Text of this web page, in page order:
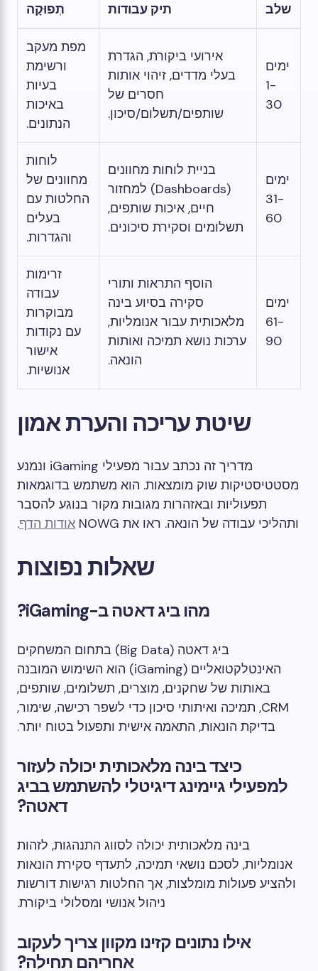
שלב תיק עבודות תְפוּקָה
ימים
1-
30
אירועי ביקורת, הגדרת
בעלי מדדים, זיהוי אותות
חסרים של
שותפים/תשלום/סיכון.
מפת מעקב
ורשימת
בעיות
באיכות
הנתונים.
ימים
31-
60
בניית לוחות מחוונים
(Dashboards) למחזור
חיים, איכות שותפים,
תשלומים וסקירת סיכונים.
לוחות
מחוונים של
החלטות עם
בעלים
והגדרות.
ימים
61-
90
הוסף התראות ותורי
סקירה בסיוע בינה
מלאכותית עבור אנומליות,
ערכות נושא תמיכה ואותות
הונאה.
זרימות
עבודה
מבוקרות
עם נקודות
אישור
אנושיות.
שיטת עריכה והערת אמון
מדריך זה נכתב עבור מפעילי iGaming ונמנע
מסטטיסטיקות שוק מומצאות. הוא משתמש בדוגמאות
תפעוליות ובאזהרות מגובות מקור בנוגע להסבר
ותהליכי עבודה של הונאה. ראו את NOWG
אודות הדף.
שאלות נפוצות
מהו ביג דאטה ב-iGaming?
ביג דאטה (Big Data) בתחום המשחקים
האינטלקטואליים (iGaming) הוא השימוש המובנה
באותות של שחקנים, מוצרים, תשלומים, שותפים,
CRM, תמיכה ואיתותי סיכון כדי לשפר רכישה, שימור,
בדיקת הונאות, התאמה אישית ותפעול בטוח יותר.
כיצד בינה מלאכותית יכולה לעזור
למפעילי גיימינג דיגיטלי להשתמש בביג
דאטה?
בינה מלאכותית יכולה לסווג התנהגות, לזהות
אנומליות, לסכם נושאי תמיכה, לתעדף סקירת הונאות
ולהציע פעולות מומלצות, אך החלטות רגישות דורשות
ניהול אנושי ומסלולי ביקורת.
אילו נתונים קזינו מקוון צריך לעקוב
אחריהם תחילה?